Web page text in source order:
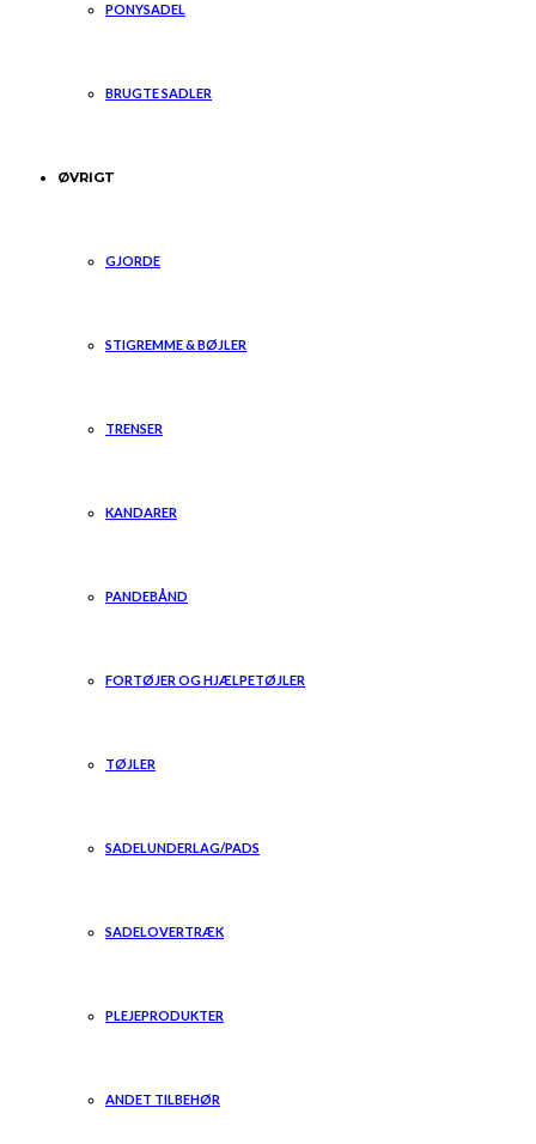
PONYSADEL
BRUGTE SADLER
ØVRIGT
GJORDE
STIGREMME & BØJLER
TRENSER
KANDARER
PANDEBÅND
FORTØJER OG HJÆLPETØJLER
TØJLER
SADELUNDERLAG/PADS
SADELOVERTRÆK
PLEJEPRODUKTER
ANDET TILBEHØR